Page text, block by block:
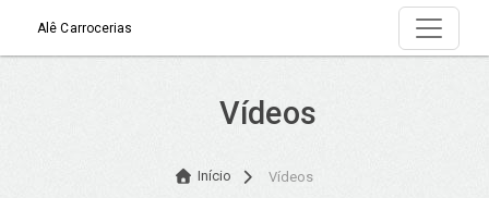
Alê Carrocerias
Vídeos
Início Vídeos